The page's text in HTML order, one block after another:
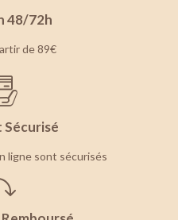
48/72h
de 89€
Sécurisé
ligne sont sécurisés